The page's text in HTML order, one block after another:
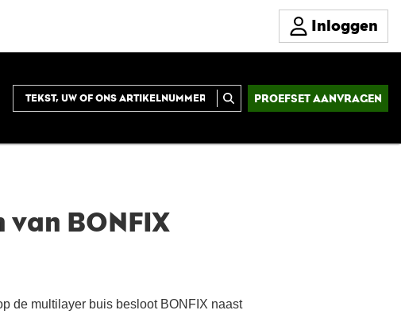
Inloggen
PROEFSET AANVRAGEN
BONFIX
de multilayer buis besloot BONFIX naast